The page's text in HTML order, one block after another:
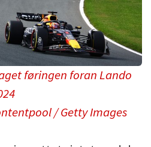
føringen foran Lando
/ Getty Images